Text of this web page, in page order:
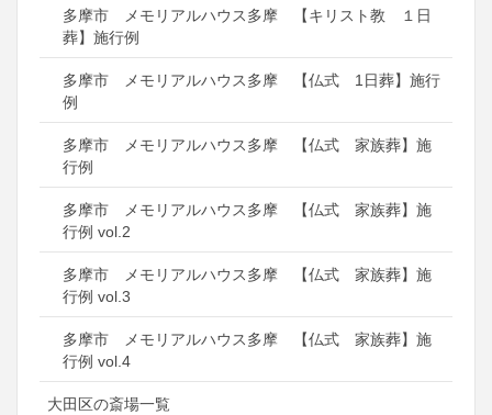
多摩市 メモリアルハウス多摩 【キリスト教 １日
葬】施行例
多摩市 メモリアルハウス多摩 【仏式 1日葬】施行
例
多摩市 メモリアルハウス多摩 【仏式 家族葬】施
行例
多摩市 メモリアルハウス多摩 【仏式 家族葬】施
行例 vol.2
多摩市 メモリアルハウス多摩 【仏式 家族葬】施
行例 vol.3
多摩市 メモリアルハウス多摩 【仏式 家族葬】施
行例 vol.4
大田区の斎場一覧